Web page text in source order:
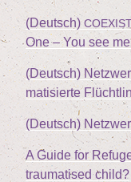
(Deutsch)
One – You see
(Deutsch)
ma­ti­sier­te
(Deutsch)
A Gui­de for
trau­ma­tis­ed child?